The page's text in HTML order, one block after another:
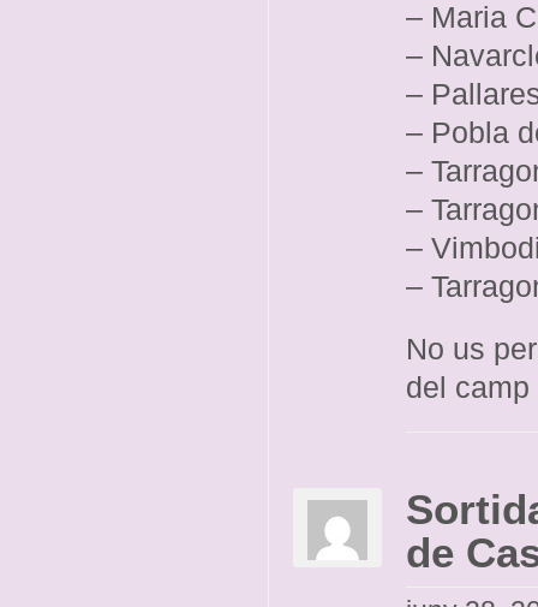
– Maria
–
–
– Pobla
–
–
–
–
No us
del camp
de